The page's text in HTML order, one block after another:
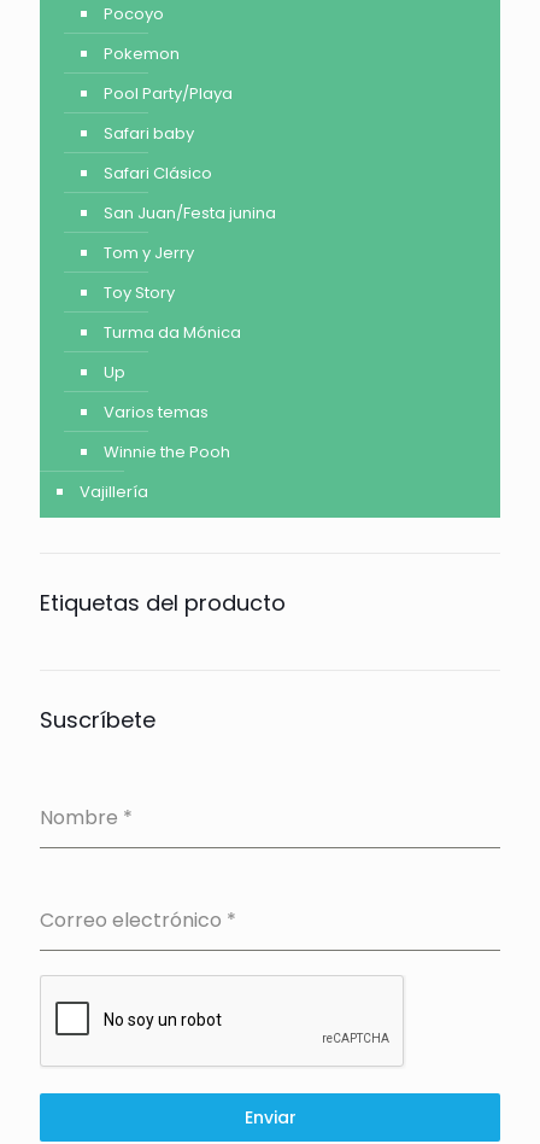
Pocoyo
Pokemon
Pool Party/Playa
Safari baby
Safari Clásico
San Juan/Festa junina
Tom y Jerry
Toy Story
Turma da Mónica
Up
Varios temas
Winnie the Pooh
Vajillería
Etiquetas del producto
Suscríbete
Nombre *
Correo electrónico *
Enviar